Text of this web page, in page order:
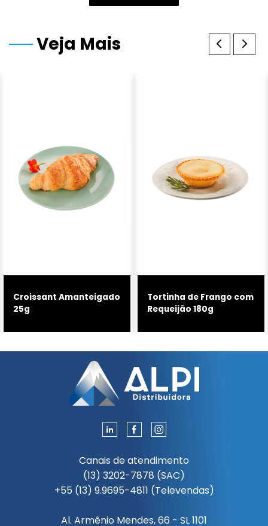
Veja Mais
Croissant Amanteigado
25g
Tortinha de Frango com
Requeijão 180g
Canais de atendimento
(13) 3202-7878 (SAC)
+55 (13) 9.9695-4811 (Televendas)
Al. Armênio Mendes, 66 - SL 1101